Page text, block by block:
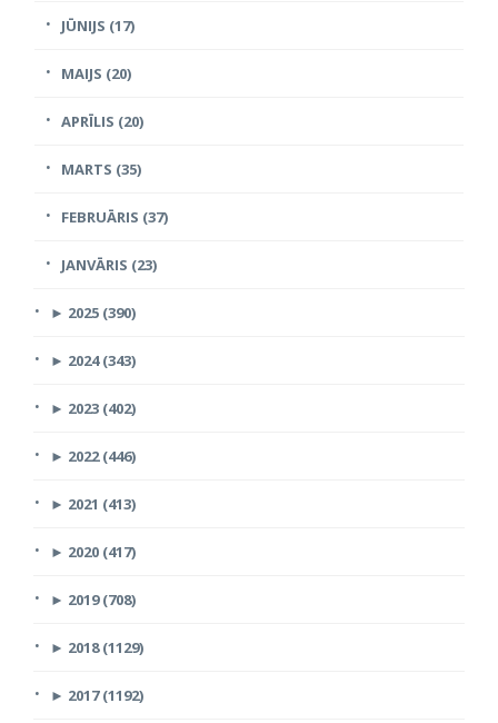
JŪNIJS (17)
MAIJS (20)
APRĪLIS (20)
MARTS (35)
FEBRUĀRIS (37)
JANVĀRIS (23)
► 2025 (390)
► 2024 (343)
► 2023 (402)
► 2022 (446)
► 2021 (413)
► 2020 (417)
► 2019 (708)
► 2018 (1129)
► 2017 (1192)